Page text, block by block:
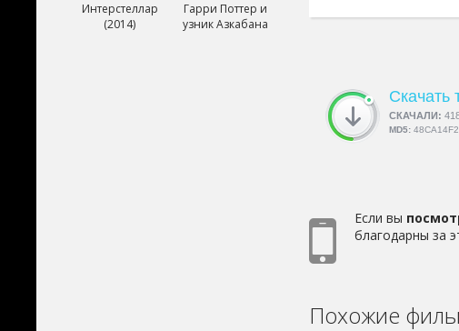
Скачать
СКАЧАЛИ:
MD5:
Если вы
благодарны за
Похожие
Интерстеллар
(2014)
Гарри Поттер и
узник Азкабана